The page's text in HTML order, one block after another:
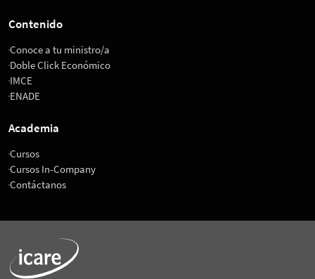
Contenido
Conoce a tu ministro/a
Doble Click Económico
IMCE
ENADE
Academia
Cursos
Cursos In-Company
Contáctanos